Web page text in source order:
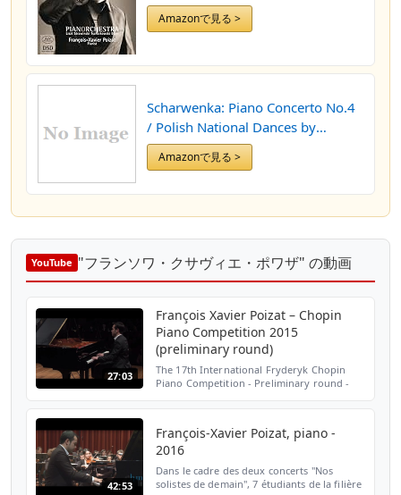
Amazonで見る >
Scharwenka: Piano Concerto No.4
/ Polish National Dances by
Fran???ois Xavier Poizat (2011-06-
28)
Amazonで見る >
YouTube "フランソワ・クサヴィエ・ポワザ" の動画
27:03
François Xavier Poizat – Chopin
Piano Competition 2015
(preliminary round)
The 17th International Fryderyk Chopin
Piano Competition - Preliminary round -
42:53
François-Xavier Poizat, piano -
2016
Dans le cadre des deux concerts "Nos
solistes de demain", 7 étudiants de la filière